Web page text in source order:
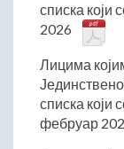
Трговинa
Угоститељство и
Комунална
Јавна предузећа
ДРУШТВО
списка који
2026
Лицима
списка који
фебруар